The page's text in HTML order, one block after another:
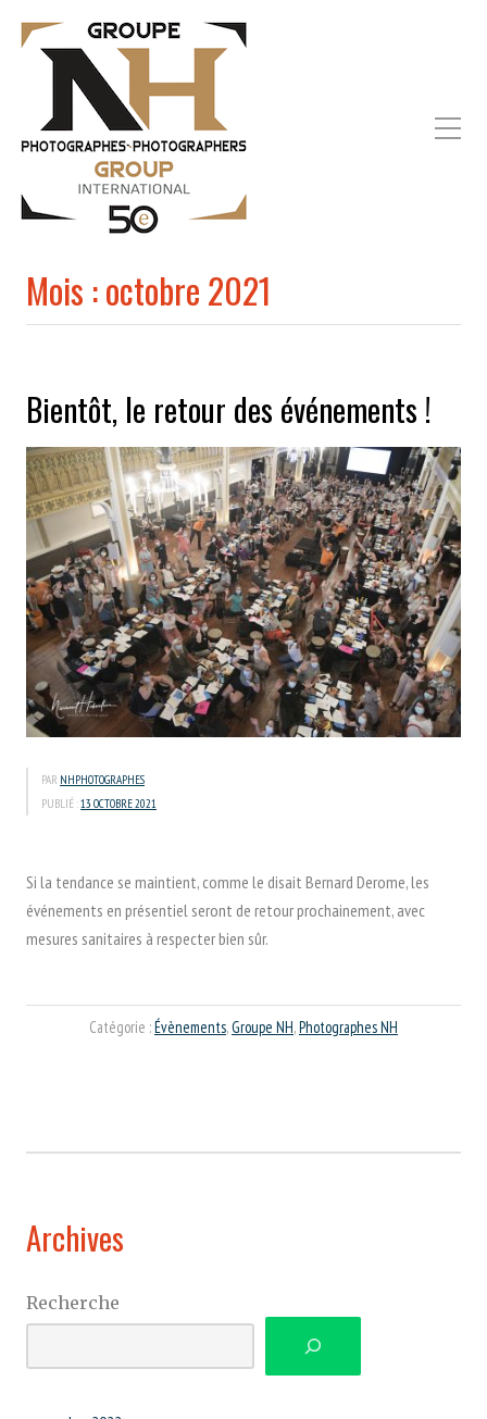
Mois :octobre 2021
Bientôt, le retour des événements !
PAR NHPHOTOGRAPHES
PUBLIÉ :13 OCTOBRE 2021
Si la tendance se maintient, comme le disait Bernard Derome, les
événements en présentiel seront de retour prochainement, avec
mesures sanitaires à respecter bien sûr.
Catégorie :Évènements,Groupe NH,Photographes NH
Archives
Recherche